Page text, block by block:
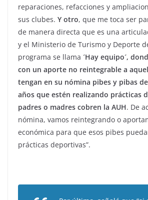
reparaciones, refacciones y
sus clubes. Y otro, que me toca ser
de manera directa que es una
y el Ministerio de Turismo y Deporte
programa se llama ´Hay equipo´,
con un aporte no reintegrable a
tengan en su nómina pibes y pibas
años que estén realizando prácticas
padres o madres cobren la AUH. De
nómina, vamos reintegrando o
económica para que esos pibes
prácticas deportivas”.